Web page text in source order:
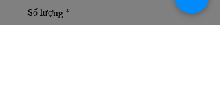
Số lượng*